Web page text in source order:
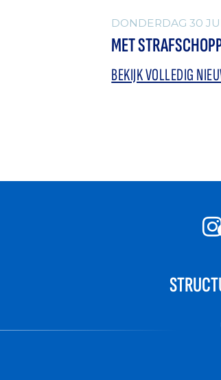
DONDERDAG 30
MET
BEKIJK VOLLEDIG